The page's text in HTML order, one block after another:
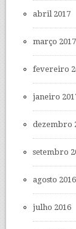
abril 2017
março 2017
fevereiro
janeiro
dezembro
setembro
agosto 2016
julho 2016